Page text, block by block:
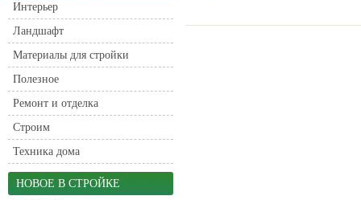
Интерьер
Ландшафт
Материалы для стройки
Полезное
Ремонт и отделка
Строим
Техника дома
НОВОЕ В СТРОЙКЕ